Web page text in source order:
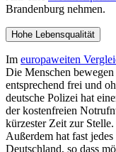
Brandenburg nehmen.
Hohe Lebensqualität
Im europaweiten
Die Menschen
entsprechend frei und
deutsche Polizei hat
der kostenfreien
kürzester Zeit zur Stelle.
Außerdem hat fast
Deutschland, so dass